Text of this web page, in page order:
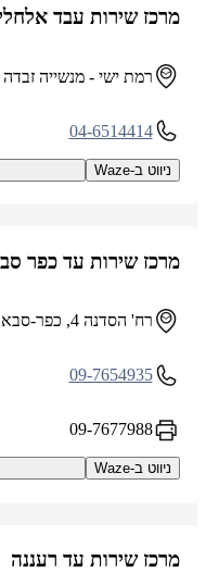
מרכז שירות עבד אלחלים
רמת ישי - מנשייה זבדה
04-6514414
ניווט ב-Waze
מרכז שירות עד כפר סבא
רח' הסדנה 4, כפר-סבא
09-7654935
09-7677988
ניווט ב-Waze
מרכז שירות עד רעננה